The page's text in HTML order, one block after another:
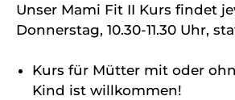
Unser Mami Fit II Kurs findet
Donnerstag, 10.30-11.30 Uhr,
Kurs für Mütter mit oder
Kind ist willkommen!